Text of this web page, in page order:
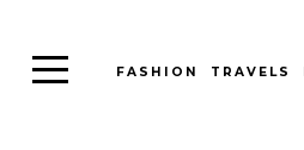
FASHION TRAVELS